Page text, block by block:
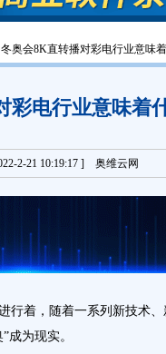
奥会8K直转播对彩电行业意味
彩电行业意味着
2-21 10:19:17 ] 奥维云网
行着，随着一系列新技术
成为现实。